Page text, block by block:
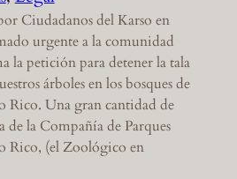
Ciudadanos del Karso en
urgente a la comunidad
la petición para detener la tala
árboles en los bosques de
Rico. Una gran cantidad de
de la Compañía de Parques
Rico, (el Zoológico en